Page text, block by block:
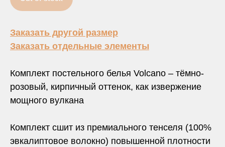
Заказать другой размер
Заказать отдельные элементы
Комплект постельного белья Volcano – тёмно-
розовый, кирпичный оттенок, как извержение
мощного вулкана
Комплект сшит из премиального тенселя (100%
эвкалиптовое волокно) повышенной плотности